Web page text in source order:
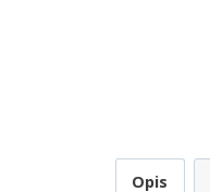
Opis